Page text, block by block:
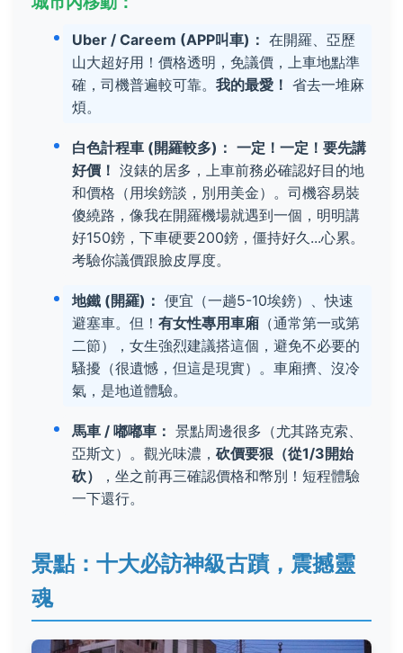
Uber / Careem (APP叫車)： 在開羅、亞歷
山大超好用！價格透明，免議價，上車地點準
確，司機普遍較可靠。 我的最愛！ 省去一堆麻
煩。
白色計程車 (開羅較多)： 一定！一定！要先講
好價！ 沒錶的居多，上車前務必確認好目的地
和價格（用埃鎊談，別用美金）。司機容易裝
傻繞路，像我在開羅機場就遇到一個，明明講
好150鎊，下車硬要200鎊，僵持好久...心累。
考驗你議價跟臉皮厚度。
地鐵 (開羅)： 便宜（一趟5-10埃鎊）、快速
避塞車。但！ 有女性專用車廂 （通常第一或第
二節），女生強烈建議搭這個，避免不必要的
騷擾（很遺憾，但這是現實）。車廂擠、沒冷
氣，是地道體驗。
馬車 / 嘟嘟車： 景點周邊很多（尤其路克索、
亞斯文）。觀光味濃， 砍價要狠（從1/3開始
砍）
，坐之前再三確認價格和幣別！短程體驗
一下還行。
景點：十大必訪神級古蹟，震撼靈
魂